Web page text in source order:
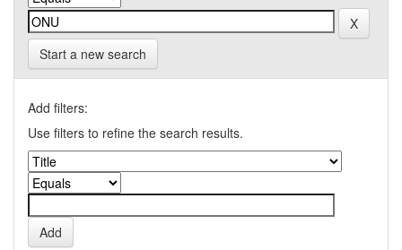
Start a new search
Add filters:
Use filters to refine the search results.